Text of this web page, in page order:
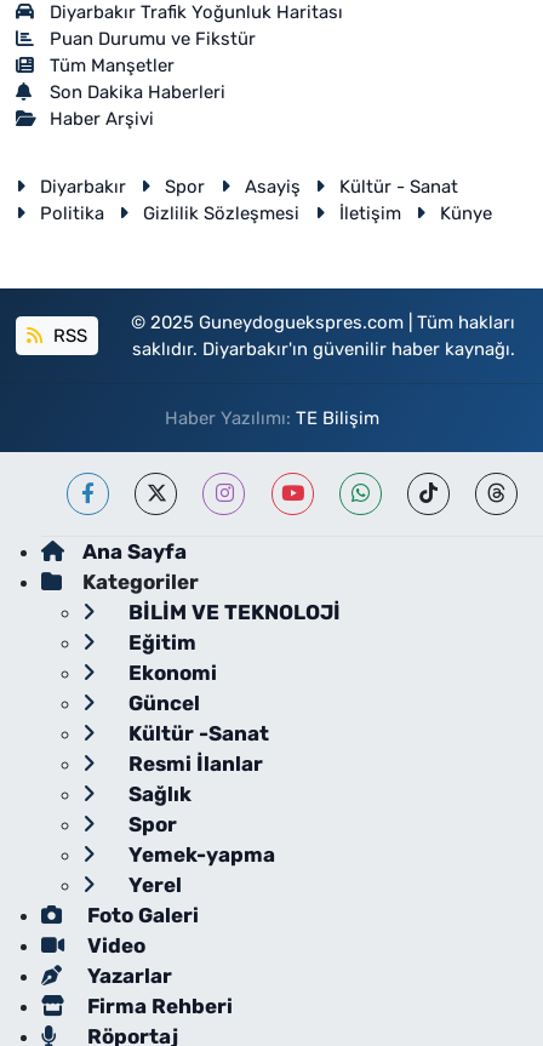
Diyarbakır Trafik Yoğunluk Haritası
Puan Durumu ve Fikstür
Tüm Manşetler
Son Dakika Haberleri
Haber Arşivi
Diyarbakır Spor Asayiş
Kültür - Sanat
Politika
Gizlilik Sözleşmesi İletişim Künye
RSS
© 2025 Guneydoguekspres.com | Tüm hakları
saklıdır. Diyarbakır'ın güvenilir haber kaynağı.
Haber Yazılımı: TE Bilişim
Ana Sayfa
Kategoriler
BİLİM VE TEKNOLOJİ
Eğitim
Ekonomi
Güncel
Kültür -Sanat
Resmi İlanlar
Sağlık
Spor
Yemek-yapma
Yerel
Foto Galeri
Video
Yazarlar
Firma Rehberi
Röportaj